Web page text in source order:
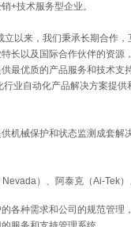
+技术服务型企业。
以来，我们秉承长期合作，
长以及国际合作伙伴的资源
最优质的产品服务和技术支
业自动化产品解决方案提供
机械保护和状态监测成套解
）、阿泰克（Ai-Tek）
各种需求和公司的规范管理，